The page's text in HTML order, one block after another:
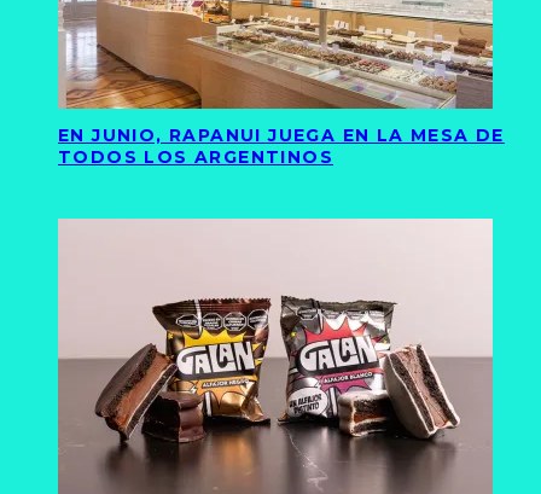
EN JUNIO, RAPANUI JUEGA EN LA MESA DE
TODOS LOS ARGENTINOS